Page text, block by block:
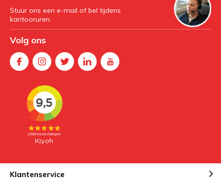
Stuur ons een e-mail of bel tijdens
kantooruren.
Volg ons
Klantenservice